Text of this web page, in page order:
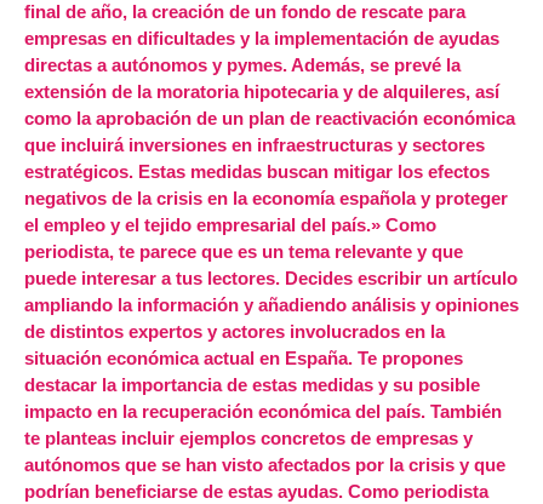
final de año, la creación de un fondo de rescate para
empresas en dificultades y la implementación de ayudas
directas a autónomos y pymes. Además, se prevé la
extensión de la moratoria hipotecaria y de alquileres, así
como la aprobación de un plan de reactivación económica
que incluirá inversiones en infraestructuras y sectores
estratégicos. Estas medidas buscan mitigar los efectos
negativos de la crisis en la economía española y proteger
el empleo y el tejido empresarial del país.» Como
periodista, te parece que es un tema relevante y que
puede interesar a tus lectores. Decides escribir un artículo
ampliando la información y añadiendo análisis y opiniones
de distintos expertos y actores involucrados en la
situación económica actual en España. Te propones
destacar la importancia de estas medidas y su posible
impacto en la recuperación económica del país. También
te planteas incluir ejemplos concretos de empresas y
autónomos que se han visto afectados por la crisis y que
podrían beneficiarse de estas ayudas. Como periodista